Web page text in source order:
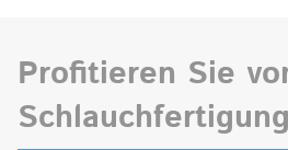
Profitieren Sie